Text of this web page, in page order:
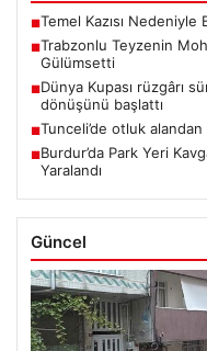
■Temel Kazısı Nedeniyle
■Trabzonlu Teyzenin
Gülümsetti
■Dünya Kupası rüzgârı
dönüşünü başlattı
■Tunceli’de otluk
■Burdur’da Park Yeri
Yaralandı
Güncel